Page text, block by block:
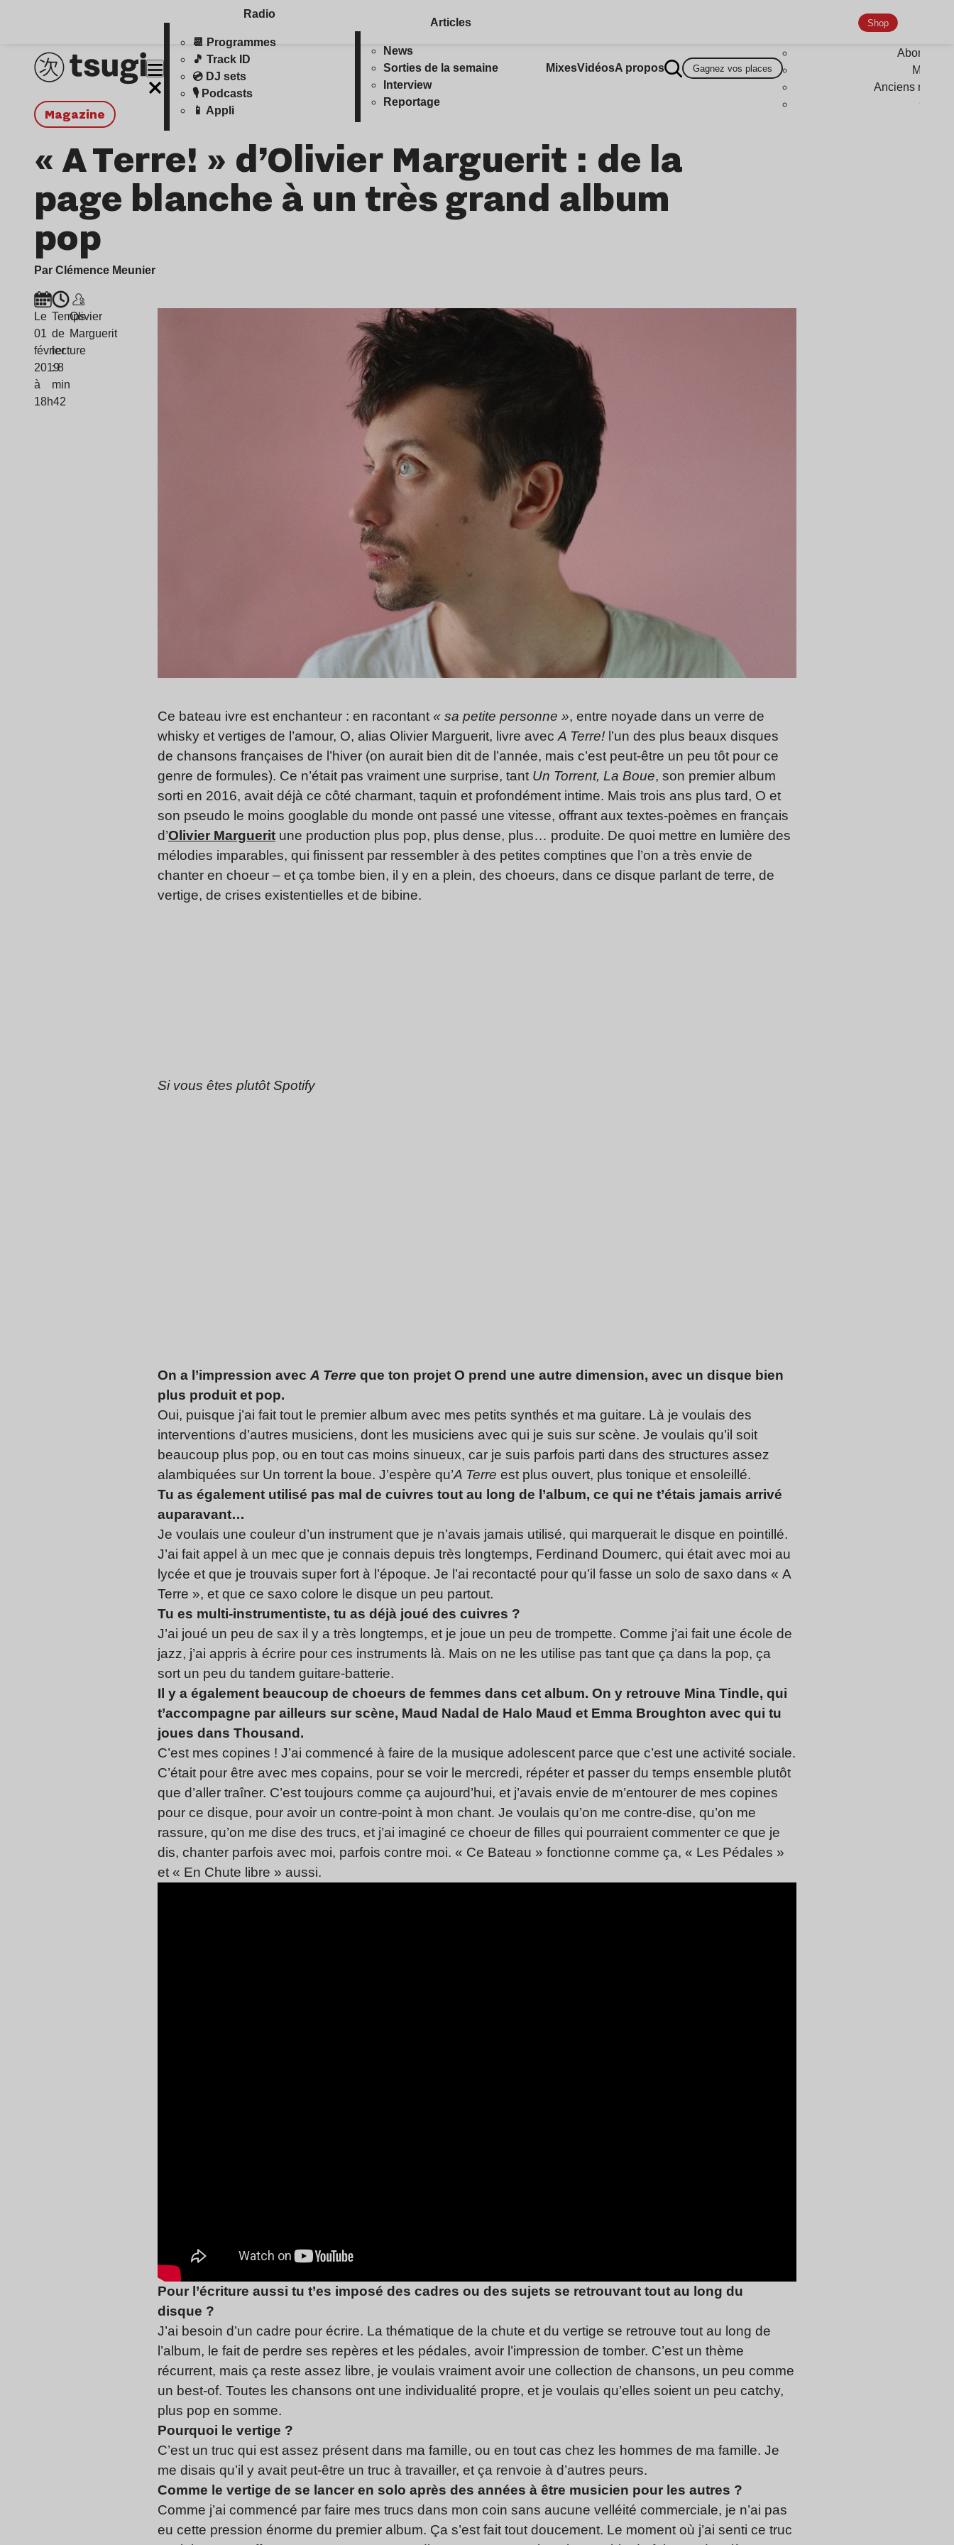
Radio
📆 Programmes
🎵 Track ID
💿 DJ sets
🎙️ Podcasts
📱 Appli
Articles
News
Sorties de la semaine
Interview
Reportage
MixesVidéosA propos Gagnez vos places
Shop
Anciens
magazine
« A Terre! » d’Olivier Marguerit : de la
page blanche à un très grand album
pop
Par Clémence Meunier
Le
01
février
2019
à
18h42
Temps
de
lecture
: 8
min
Olivier
Marguerit
Ce bateau ivre est enchanteur : en racontant « sa petite personne », entre noyade dans un verre de
whisky et vertiges de l’amour, O, alias Olivier Marguerit, livre avecA Terre! l’un des plus beaux disques
de chansons françaises de l’hiver (on aurait bien dit de l’année, mais c’est peut-être un peu tôt pour ce
genre de formules). Ce n’était pas vraiment une surprise, tant Un Torrent, La Boue, son premier album
sorti en 2016, avait déjà ce côté charmant, taquin et profondément intime. Mais trois ans plus tard, O et
son pseudo le moins googlable du monde ont passé une vitesse, offrant aux textes-poèmes en français
d’Olivier Marguerit une production plus pop, plus dense, plus… produite. De quoi mettre en lumière des
mélodies imparables, qui finissent par ressembler à des petites comptines que l’on a très envie de
chanter en choeur – et ça tombe bien, il y en a plein, des choeurs, dans ce disque parlant de terre, de
vertige, de crises existentielles et de bibine.
Si vous êtes plutôt Spotify
On a l’impression avecA Terre que ton projet O prend une autre dimension, avec un disque bien
plus produit et pop.
Oui, puisque j’ai fait tout le premier album avec mes petits synthés et ma guitare. Là je voulais des
interventions d’autres musiciens, dont les musiciens avec qui je suis sur scène. Je voulais qu’il soit
beaucoup plus pop, ou en tout cas moins sinueux, car je suis parfois parti dans des structures assez
alambiquées sur Un torrent la boue. J’espère qu’A Terre est plus ouvert, plus tonique et ensoleillé.
Tu as également utilisé pas mal de cuivres tout au long de l’album, ce qui ne t’étais jamais arrivé
auparavant…
Je voulais une couleur d’un instrument que je n’avais jamais utilisé, qui marquerait le disque en pointillé.
J’ai fait appel à un mec que je connais depuis très longtemps, Ferdinand Doumerc, qui était avec moi au
lycée et que je trouvais super fort à l’époque. Je l’ai recontacté pour qu’il fasse un solo de saxo dans « A
Terre », et que ce saxo colore le disque un peu partout.
Tu es multi-instrumentiste, tu as déjà joué des cuivres ?
J’ai joué un peu de sax il y a très longtemps, et je joue un peu de trompette. Comme j’ai fait une école de
jazz, j’ai appris à écrire pour ces instruments là. Mais on ne les utilise pas tant que ça dans la pop, ça
sort un peu du tandem guitare-batterie.
Il y a également beaucoup de choeurs de femmes dans cet album. On y retrouve Mina Tindle, qui
t’accompagne par ailleurs sur scène, Maud Nadal de Halo Maud et Emma Broughton avec qui tu
joues dans Thousand.
C’est mes copines ! J’ai commencé à faire de la musique adolescent parce que c’est une activité sociale.
C’était pour être avec mes copains, pour se voir le mercredi, répéter et passer du temps ensemble plutôt
que d’aller traîner. C’est toujours comme ça aujourd’hui, et j’avais envie de m’entourer de mes copines
pour ce disque, pour avoir un contre-point à mon chant. Je voulais qu’on me contre-dise, qu’on me
rassure, qu’on me dise des trucs, et j’ai imaginé ce choeur de filles qui pourraient commenter ce que je
dis, chanter parfois avec moi, parfois contre moi. « Ce Bateau » fonctionne comme ça, « Les Pédales »
et « En Chute libre » aussi.
Pour l’écriture aussi tu t’es imposé des cadres ou des sujets se retrouvant tout au long du
disque ?
J’ai besoin d’un cadre pour écrire. La thématique de la chute et du vertige se retrouve tout au long de
l’album, le fait de perdre ses repères et les pédales, avoir l’impression de tomber. C’est un thème
récurrent, mais ça reste assez libre, je voulais vraiment avoir une collection de chansons, un peu comme
un best-of. Toutes les chansons ont une individualité propre, et je voulais qu’elles soient un peu catchy,
plus pop en somme.
Pourquoi le vertige ?
C’est un truc qui est assez présent dans ma famille, ou en tout cas chez les hommes de ma famille. Je
me disais qu’il y avait peut-être un truc à travailler, et ça renvoie à d’autres peurs.
Comme le vertige de se lancer en solo après des années à être musicien pour les autres ?
Comme j’ai commencé par faire mes trucs dans mon coin sans aucune velléité commerciale, je n’ai pas
eu cette pression énorme du premier album. Ça s’est fait tout doucement. Le moment où j’ai senti ce truc